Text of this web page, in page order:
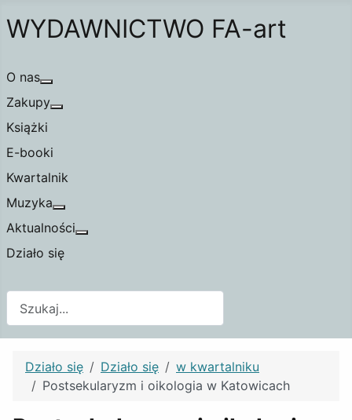
WYDAWNICTWO FA-art
O nas
Zakupy
Książki
E-booki
Kwartalnik
Muzyka
Aktualności
Działo się
Działo się Działo się
w kwartalniku
Postsekularyzm i oikologia w Katowicach